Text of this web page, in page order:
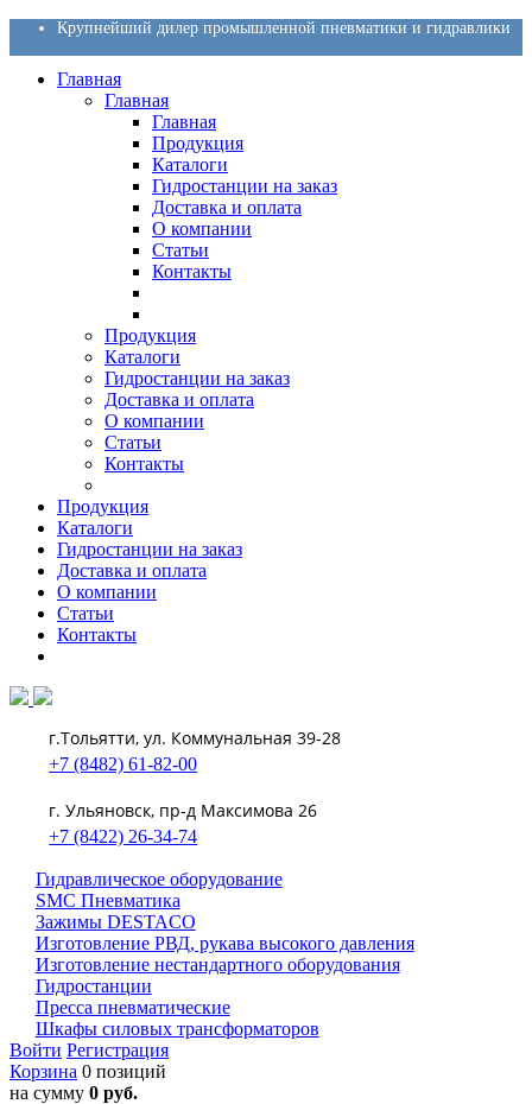
Крупнейший дилер промышленной пневматики и гидравлики
Главная
Главная
Главная
Продукция
Каталоги
Гидростанции на заказ
Доставка и оплата
О компании
Статьи
Контакты
Продукция
Каталоги
Гидростанции на заказ
Доставка и оплата
О компании
Статьи
Контакты
Продукция
Каталоги
Гидростанции на заказ
Доставка и оплата
О компании
Статьи
Контакты
г.Тольятти, ул. Коммунальная 39-28
+7 (8482) 61-82-00
г. Ульяновск, пр-д Максимова 26
+7 (8422) 26-34-74
Гидравлическое оборудование
SMC Пневматика
Зажимы DESTACO
Изготовление РВД, рукава высокого давления
Изготовление нестандартного оборудования
Гидростанции
Пресса пневматические
Шкафы силовых трансформаторов
Войти Регистрация
Корзина 0 позиций
на сумму 0 руб.